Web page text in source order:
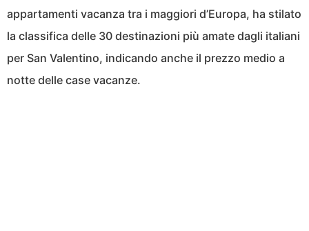
appartamenti vacanza tra i maggiori d’Europa, ha stilato
la classifica delle 30 destinazioni più amate dagli italiani
per San Valentino, indicando anche il prezzo medio a
notte delle case vacanze.